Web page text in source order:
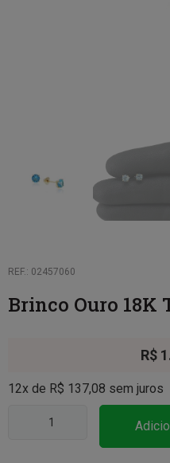
REF.: 02457060
Brinco Ouro 18K
R$
12x de R$ 137,08 sem juros